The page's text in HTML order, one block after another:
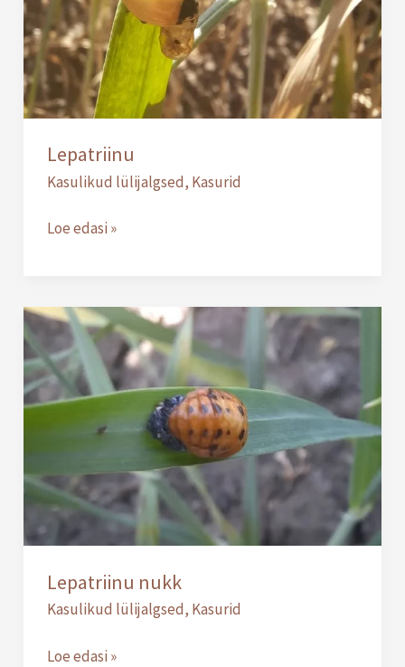
Lepatriinu
Kasulikud lülijalgsed, Kasurid
Loe edasi »
Lepatriinu nukk
Kasulikud lülijalgsed, Kasurid
Lepatriinu
nukk
Loe edasi »